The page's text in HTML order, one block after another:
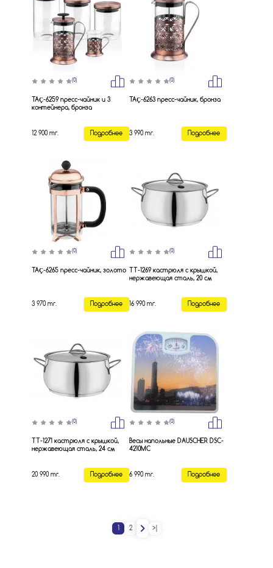
(0)
TAÇ-6259 пресс-чайник и 3
контейнера, бронза
12 900 тг. Подробнее
(0)
TAÇ-6263 пресс-чайник, бронза
3 990 тг. Подробнее
(0)
TAÇ-6265 пресс-чайник, золото
3 970 тг. Подробнее
(0)
TT-1269 кастрюля с крышкой,
нержавеющая сталь, 20 см
16 990 тг. Подробнее
(0)
TT-1271 кастрюля с крышкой,
нержавеющая сталь, 24 см
20 990 тг. Подробнее
(0)
Весы напольные DAUSCHER DSC-
4210MC
6 990 тг. Подробнее
2 >|